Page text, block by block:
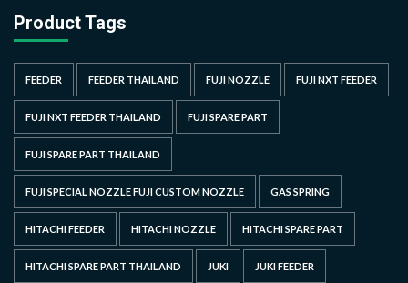
Product Tags
FEEDER FEEDER THAILAND FUJI NOZZLE FUJI NXT FEEDER
FUJI NXT FEEDER THAILAND FUJI SPARE PART
FUJI SPARE PART THAILAND
FUJI SPECIAL NOZZLE FUJI CUSTOM NOZZLE GAS SPRING
HITACHI FEEDER HITACHI NOZZLE HITACHI SPARE PART
HITACHI SPARE PART THAILAND JUKI JUKI FEEDER